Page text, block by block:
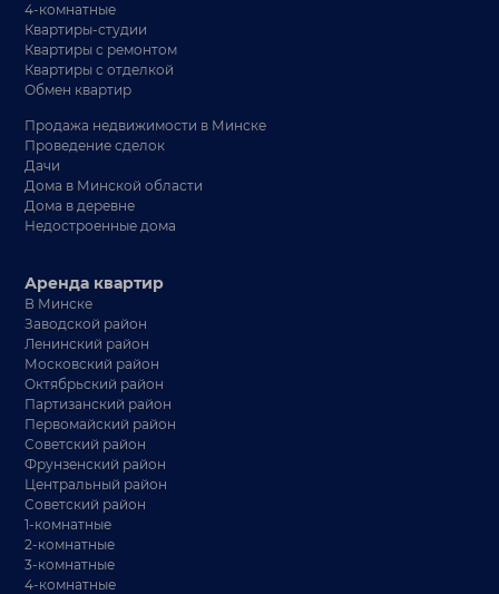
4-комнатные
Квартиры-студии
Квартиры с ремонтом
Квартиры с отделкой
Обмен квартир
Продажа недвижимости в Минске
Проведение сделок
Дачи
Дома в Минской области
Дома в деревне
Недостроенные дома
Аренда квартир
В Минске
Заводской район
Ленинский район
Московский район
Октябрьский район
Партизанский район
Первомайский район
Советский район
Фрунзенский район
Центральный район
Советский район
1-комнатные
2-комнатные
3-комнатные
4-комнатные